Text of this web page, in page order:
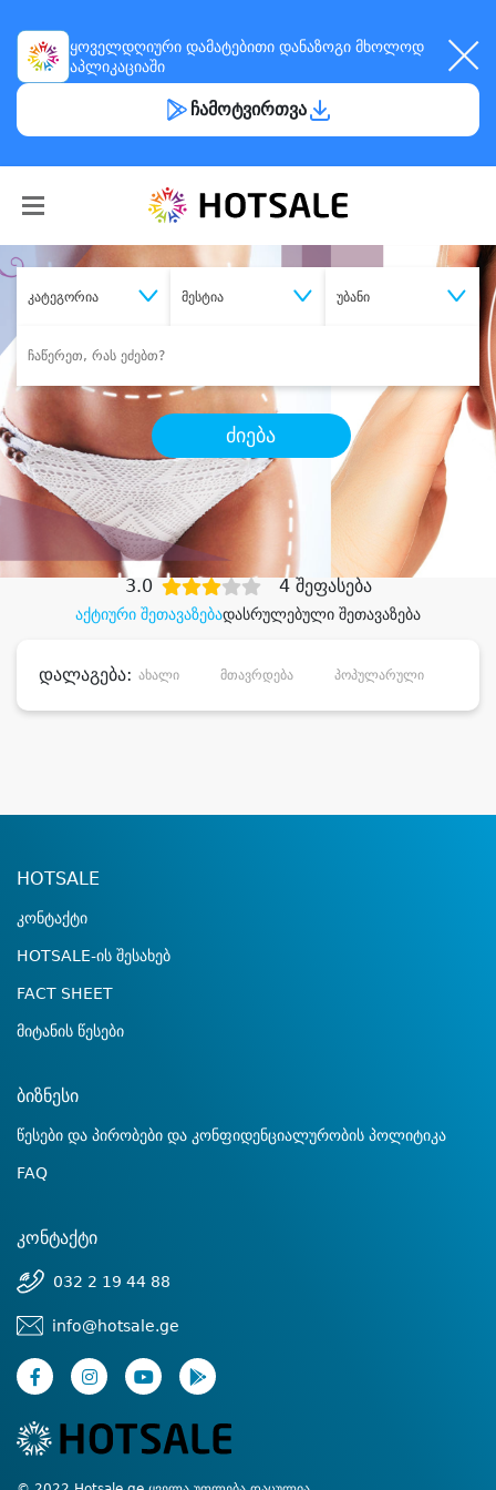
ყოველდღიური დამატებითი დანაზოგი მხოლოდ
აპლიკაციაში
ჩამოტვირთვა
კატეგორია მესტია უბანი
ძიება
შეიძინესასურველი მომსახურება
დიდი დანაზოგით
აქტიური შეთავაზებადასრულებული შეთავაზება
3.0 4 შეფასება
დალაგება: ახალი მთავრდება პოპულარული
HOTSALE
კონტაქტი
HOTSALE-ის შესახებ
FACT SHEET
მიტანის წესები
ბიზნესი
წესები და პირობები და კონფიდენციალურობის პოლიტიკა
FAQ
კონტაქტი
032 2 19 44 88
info@hotsale.ge